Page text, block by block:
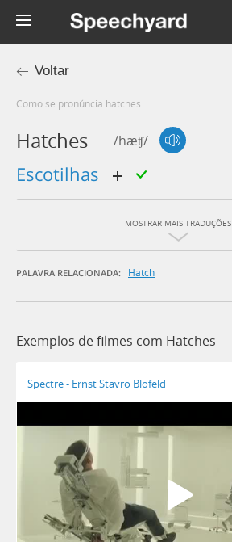
Voltar
Como se pronúncia hatches
Hatches /hæʧ/
escotilhas
MOSTRAR MAIS TRADUÇÕES
PALAVRA RELACIONADA: Hatch
Exemplos de filmes com Hatches
Spectre - Ernst Stavro Blofeld